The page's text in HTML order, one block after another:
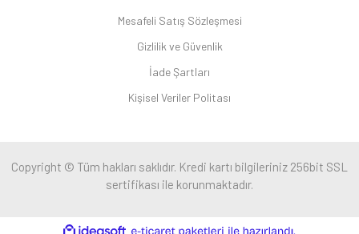
Mesafeli Satış Sözleşmesi
Gizlilik ve Güvenlik
İade Şartları
Kişisel Veriler Politası
Copyright © Tüm hakları saklıdır. Kredi kartı bilgileriniz 256bit SSL
sertifikası ile korunmaktadır.
ideasoft e-